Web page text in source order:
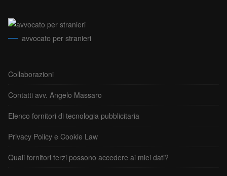
avvocato per stranieri
Collaborazioni
Contatti avv. Angelo Massaro
Elenco fornitori di tecnologia pubblicitaria
Privacy Policy e Cookie Law
Quali fornitori terzi possono accedere ai miei dati?